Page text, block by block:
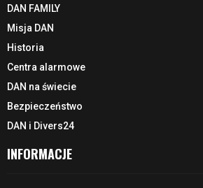
DAN FAMILY
Misja DAN
Historia
Centra alarmowe
DAN na świecie
Bezpieczeństwo
DAN i Divers24
INFORMACJE